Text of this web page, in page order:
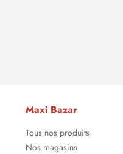
Maxi Bazar
Tous nos produits
Nos magasins